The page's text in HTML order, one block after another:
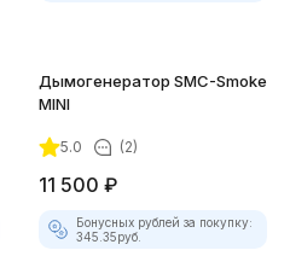
Дымогенератор SMC-Smoke
MINI
5.0 (2)
11 500 ₽
Бонусных рублей за покупку:
345.35руб.